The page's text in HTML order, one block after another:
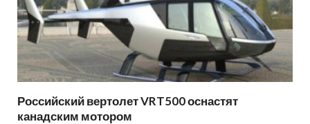
Российский вертолет VRT500 оснастят
канадским мотором